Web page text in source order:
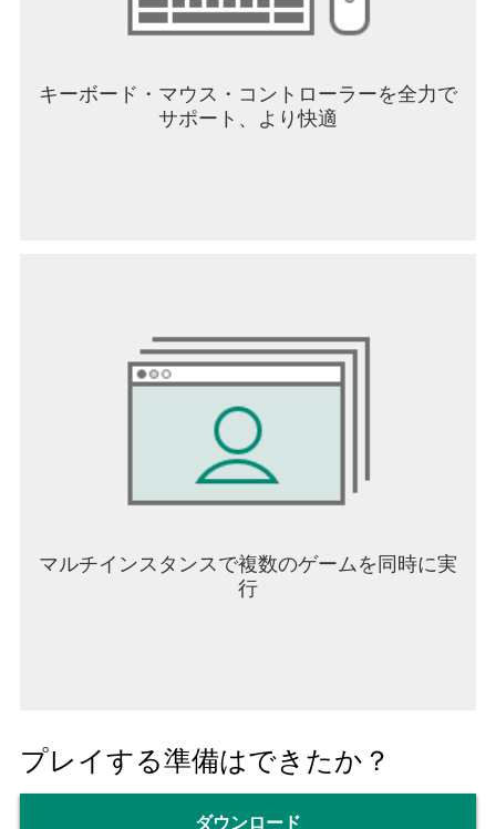
キーボード・マウス・コントローラーを全力で
サポート、より快適
マルチインスタンスで複数のゲームを同時に実
行
プレイする準備はできたか？
ダウンロード